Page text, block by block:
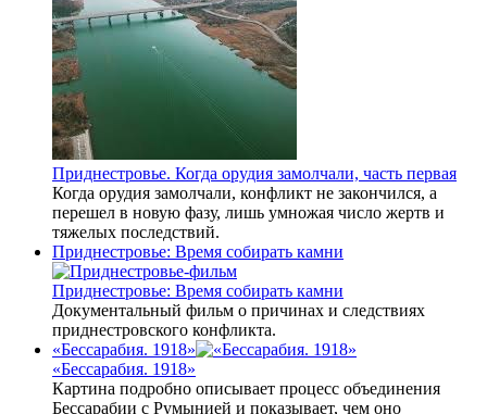
Приднестровье. Когда орудия замолчали, часть первая
Когда орудия замолчали, конфликт не закончился, а
перешел в новую фазу, лишь умножая число жертв и
тяжелых последствий.
Приднестровье: Время собирать камни
Приднестровье: Время собирать камни
Документальный фильм о причинах и следствиях
приднестровского конфликта.
«Бессарабия. 1918»
«Бессарабия. 1918»
Картина подробно описывает процесс объединения
Бессарабии с Румынией и показывает, чем оно